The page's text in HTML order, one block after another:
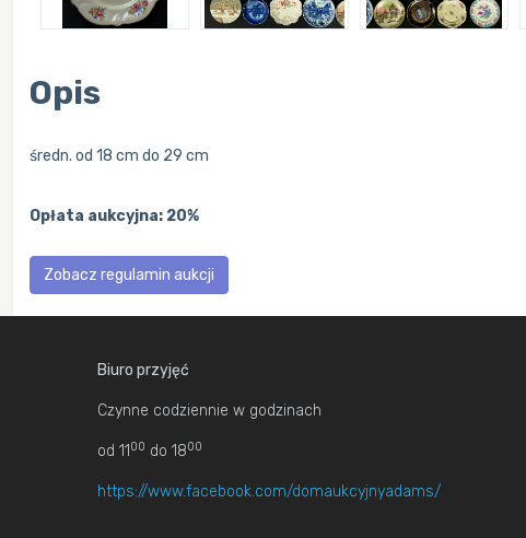
Opis
średn. od 18 cm do 29 cm
Opłata aukcyjna: 20%
Zobacz regulamin aukcji
Biuro przyjęć
Czynne codziennie w godzinach
od 11 00 do 1800
https://www.facebook.com/domaukcyjnyadams/